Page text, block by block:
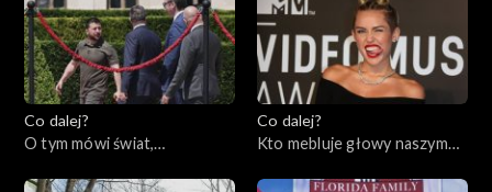
Co dalej?
O tym mówi świat,
Co dalej?
Kto mebluje głowy naszym